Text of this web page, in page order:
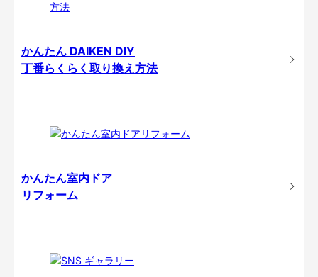
かんたん DAIKEN DIY
丁番らくらく取り換え方法
かんたん室内ドア
リフォーム